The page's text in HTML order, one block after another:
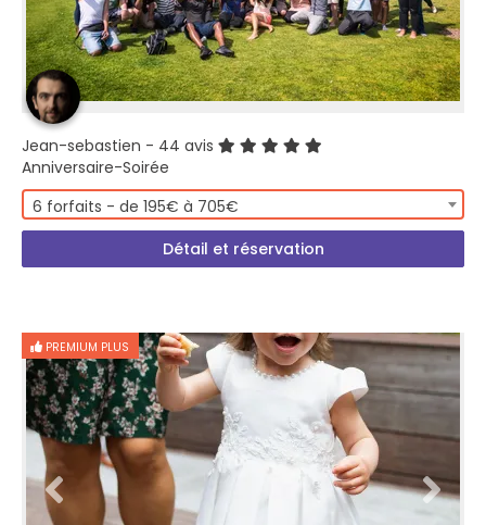
Jean-sebastien - 44 avis
Anniversaire-Soirée
6 forfaits - de 195€ à 705€
Détail et réservation
PREMIUM PLUS